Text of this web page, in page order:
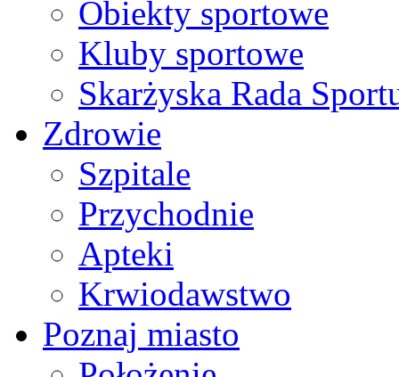
Obiekty sportowe
Kluby sportowe
Skarżyska Rada
Zdrowie
Szpitale
Przychodnie
Apteki
Krwiodawstwo
Poznaj miasto